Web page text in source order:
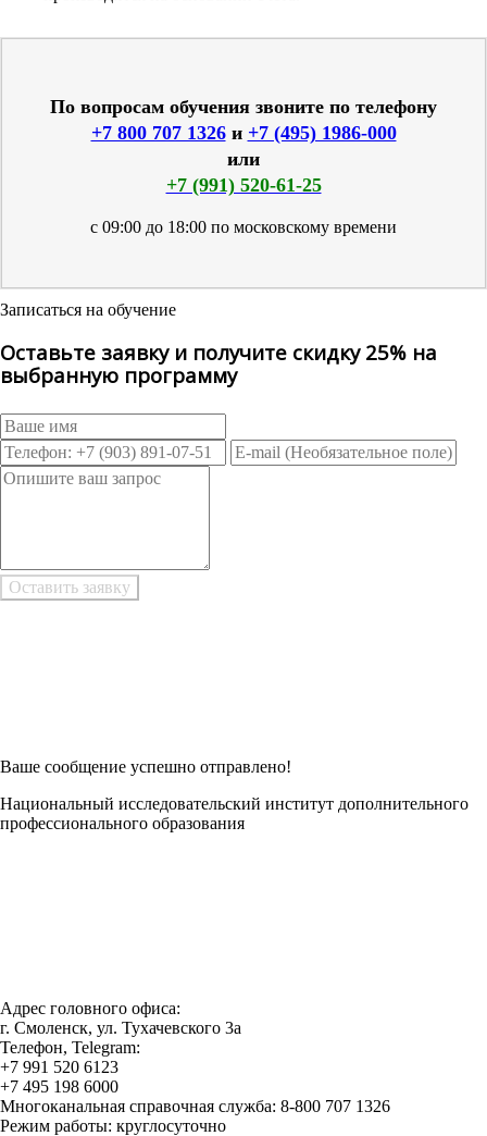
По вопросам обучения звоните по телефону
+7 800 707 1326и +7 (495) 1986-000
или
+7 (991) 520-61-25
с 09:00 до 18:00 по московскому времени
Записаться на обучение
Оставьте заявку и получите скидку 25% на
выбранную программу
Ваше сообщение успешно отправлено!
Национальный исследовательский институт дополнительного
профессионального образования
Адрес головного офиса:
г. Смоленск, ул. Тухачевского 3а
Телефон, Telegram:
+7 991 520 6123
+7 495 198 6000
Многоканальная справочная служба: 8-800 707 1326
Режим работы: круглосуточно